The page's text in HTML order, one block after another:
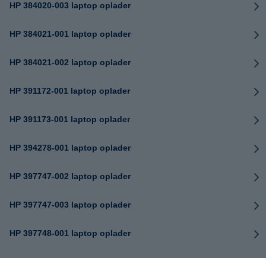
HP 384020-003 laptop oplader
HP 384021-001 laptop oplader
HP 384021-002 laptop oplader
HP 391172-001 laptop oplader
HP 391173-001 laptop oplader
HP 394278-001 laptop oplader
HP 397747-002 laptop oplader
HP 397747-003 laptop oplader
HP 397748-001 laptop oplader